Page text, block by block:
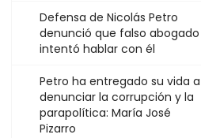
Defensa de Nicolás Petro
denunció que falso abogado
intentó hablar con él
Petro ha entregado su vida a
denunciar la corrupción y la
parapolítica: María José
Pizarro